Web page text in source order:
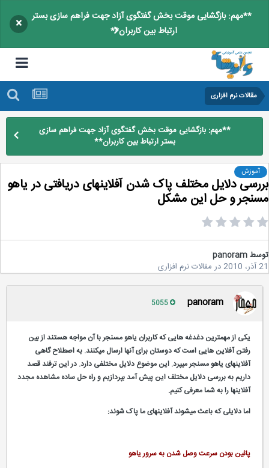
**مهم: بازگشایی موقت بخش گفتگوی آزاد جهت فراهم سازی بستر
ارتباط بین کاربران**
×
مقالات نرم افزاری
**مهم: بازگشایی موقت بخش گفتگوی آزاد جهت فراهم سازی
بستر ارتباط بین کاربران**
آموزش
دلایل مختلف پاک شدن آفلاینهای دریافتی در یاهو
و حل این مشکل
panoram
درمقالات نرم افزاری
panoram
یکی از مهمترین دغدغه هایی که کاربران یاهو مسنجر با آن مواجه هستند از بین
رفتن آفلاین هایی است که دوستان برای آنها ارسال میکنند. به اصطلاح گاهی
آفلاینهای یاهو مسنجر میپرد. این موضوع دلایل مختلفی دارد. در این ترفند قصد
داریم به بررسی دلایل مختلف این پیش آمد بپردازیم و راه حل ساده مشاهده مجدد
آفلاینها را به شما معرفی کنیم.
اما دلایلی که باعث میشوند آفلاینهای ما پاک شوند:
پائین بودن سرعت وصل شدن به سرور یاهو